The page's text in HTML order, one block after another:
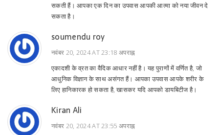
सकती हैं। आपका एक दिन का उपवास आपकी आत्मा को नया जीवन दे
सकता है।
soumendu roy
नवंबर 20, 2024 AT 23:18 अपराह्न
एकादशी के व्रत का वैदिक आधार नहीं है। यह पुराणों में वर्णित है, जो
आधुनिक विज्ञान के साथ असंगत हैं। आपका उपवास आपके शरीर के
लिए हानिकारक हो सकता है, खासकर यदि आपको डायबिटीज है।
Kiran Ali
नवंबर 20, 2024 AT 23:55 अपराह्न